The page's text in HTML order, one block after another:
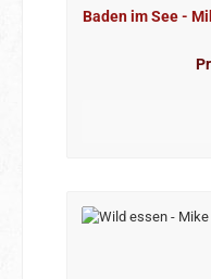
Baden im See -